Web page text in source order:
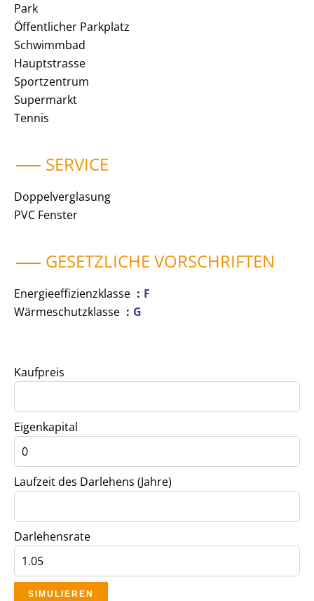
Park
Öffentlicher Parkplatz
Schwimmbad
Hauptstrasse
Sportzentrum
Supermarkt
Tennis
SERVICE
Doppelverglasung
PVC Fenster
GESETZLICHE VORSCHRIFTEN
Energieeffizienzklasse
F
Wärmeschutzklasse
G
Kaufpreis
Eigenkapital
Laufzeit des Darlehens (Jahre)
Darlehensrate
SIMULIEREN